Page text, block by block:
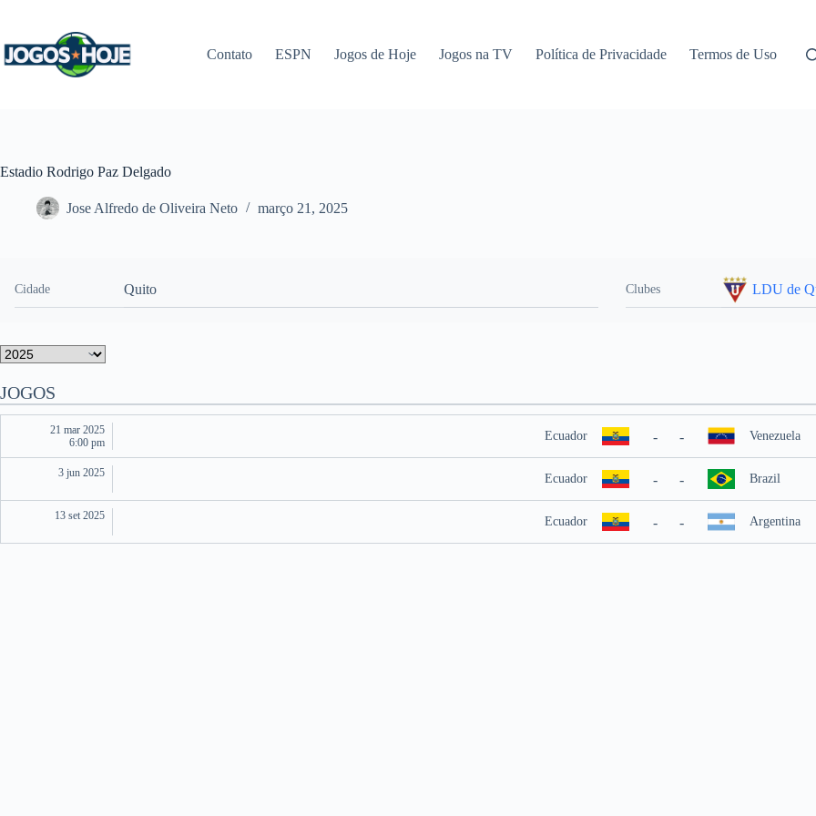
conteúdo
Contato ESPN Jogos de Hoje Jogos na TV Política de Privacidade Termos de Uso
Estadio Rodrigo Paz Delgado
Jose Alfredo de Oliveira Neto março 21, 2025
Cidade Quito Clubes LDU de
JOGOS
21 mar 2025
6:00 pm
Ecuador - - Venezuela
3 jun 2025 Ecuador - - Brazil
13 set 2025 Ecuador - - Argentina